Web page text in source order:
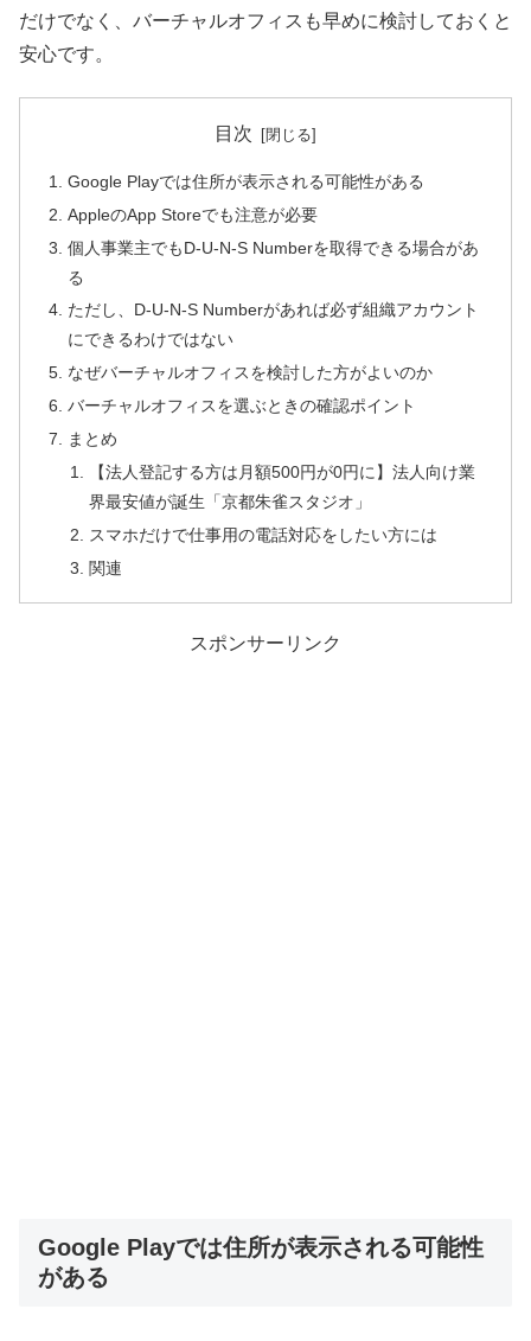
だけでなく、バーチャルオフィスも早めに検討しておくと
安心です。
目次
Google Playでは住所が表示される可能性がある
AppleのApp Storeでも注意が必要
個人事業主でもD-U-N-S Numberを取得できる場合があ
る
ただし、D-U-N-S Numberがあれば必ず組織アカウント
にできるわけではない
なぜバーチャルオフィスを検討した方がよいのか
バーチャルオフィスを選ぶときの確認ポイント
まとめ
【法人登記する方は月額500円が0円に】法人向け業
界最安値が誕生「京都朱雀スタジオ」
スマホだけで仕事用の電話対応をしたい方には
関連
スポンサーリンク
Google Playでは住所が表示される可能性
がある